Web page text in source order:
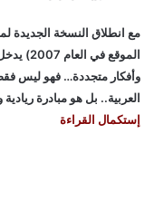
مع انطلاق النسخة الجديدة
الموقع
وأفكار متجددة… فهو ليس فقط
العربية.. بل هو مبادرة
إستكمال القراءة